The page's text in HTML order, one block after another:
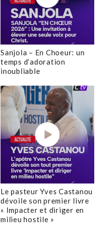
Sanjola – En Choeur: un
temps d’adoration
inoubliable
Le pasteur Yves Castanou
dévoile son premier livre
« Impacter et diriger en
milieu hostile »